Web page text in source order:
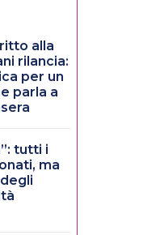
alla
rilancia:
per un
parla a
tutti i
ma